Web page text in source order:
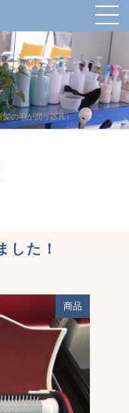
髪の毛が潤う器具）
した！
商品